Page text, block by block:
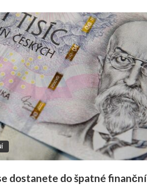
dostanete do špatné finanční